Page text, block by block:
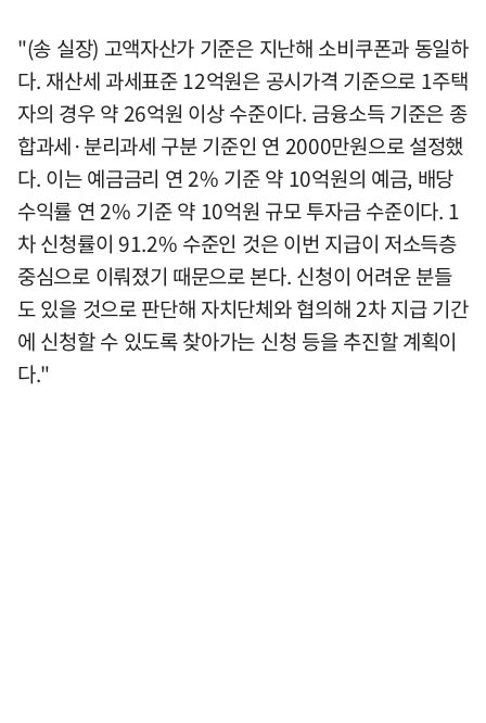
"(송 실장) 고액자산가 기준은 지난해 소비쿠폰과 동일하
다. 재산세 과세표준 12억원은 공시가격 기준으로 1주택
자의 경우 약 26억원 이상 수준이다. 금융소득 기준은 종
합과세·분리과세 구분 기준인 연 2000만원으로 설정했
다. 이는 예금금리 연 2% 기준 약 10억원의 예금, 배당
수익률 연 2% 기준 약 10억원 규모 투자금 수준이다. 1
차 신청률이 91.2% 수준인 것은 이번 지급이 저소득층
중심으로 이뤄졌기 때문으로 본다. 신청이 어려운 분들
도 있을 것으로 판단해 자치단체와 협의해 2차 지급 기간
에 신청할 수 있도록 찾아가는 신청 등을 추진할 계획이
다."